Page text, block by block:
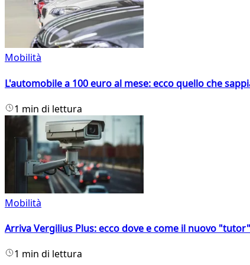
Mobilità
L'automobile a 100 euro al mese: ecco quello che
1 min di lettura
Mobilità
Arriva Vergilius Plus: ecco dove e come il nuovo
1 min di lettura